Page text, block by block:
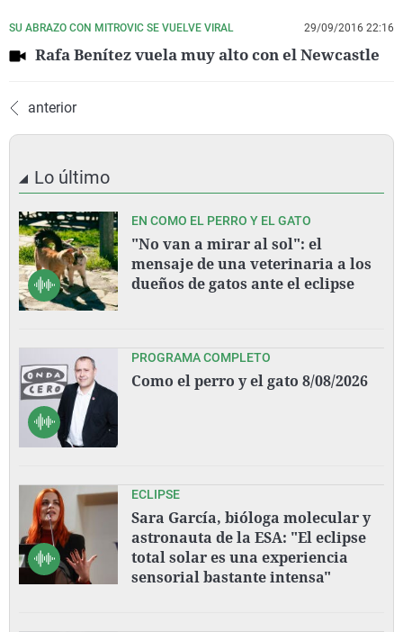
SU ABRAZO CON MITROVIC SE VUELVE VIRAL 29/09/2016 22:16
Rafa Benítez vuela muy alto con el Newcastle
anterior
Lo último
EN COMO EL PERRO Y EL GATO
"No van a mirar al sol": el
mensaje de una veterinaria a los
dueños de gatos ante el eclipse
PROGRAMA COMPLETO
Como el perro y el gato 8/08/2026
ECLIPSE
Sara García, bióloga molecular y
astronauta de la ESA: "El eclipse
total solar es una experiencia
sensorial bastante intensa"